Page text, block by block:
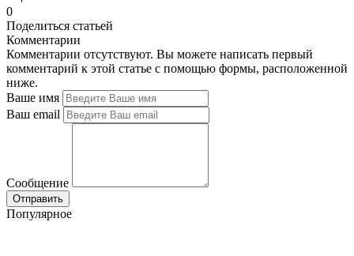
0
Поделиться статьей
Комментарии
Комментарии отсутствуют. Вы можете написать первый
комментарий к этой статье с помощью формы, расположенной
ниже.
Ваше имя
Ваш email
Сообщение
Популярное